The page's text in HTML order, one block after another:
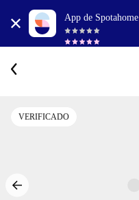
App de Spotahome
VERIFICADO